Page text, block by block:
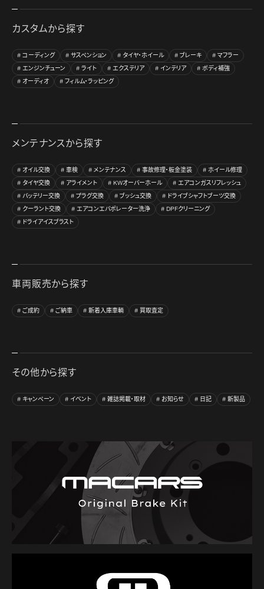
カスタムから探す
コーディング サスペンション タイヤ・ホイール ブレーキ
マフラー
エンジンチューン
ライト エクステリア インテリア
ボディ補強
オーディオ
フィルム・ラッピング
メンテナンスから探す
オイル交換 車検 メンテナンス 事故修理・板金塗装
ホイール修理
タイヤ交換
アライメント KWオーバーホール
エアコンガスリフレッシュ
バッテリー交換
プラグ交換 ブッシュ交換
ドライブシャフトブーツ交換
クーラント交換
エアコンエバポレーター洗浄
DPFクリーニング
ドライアイスブラスト
車両販売から探す
ご成約 ご納車 新着入庫車輌 買取査定
その他から探す
キャンペーン イベント 雑誌掲載・取材 お知らせ 日記 新製品